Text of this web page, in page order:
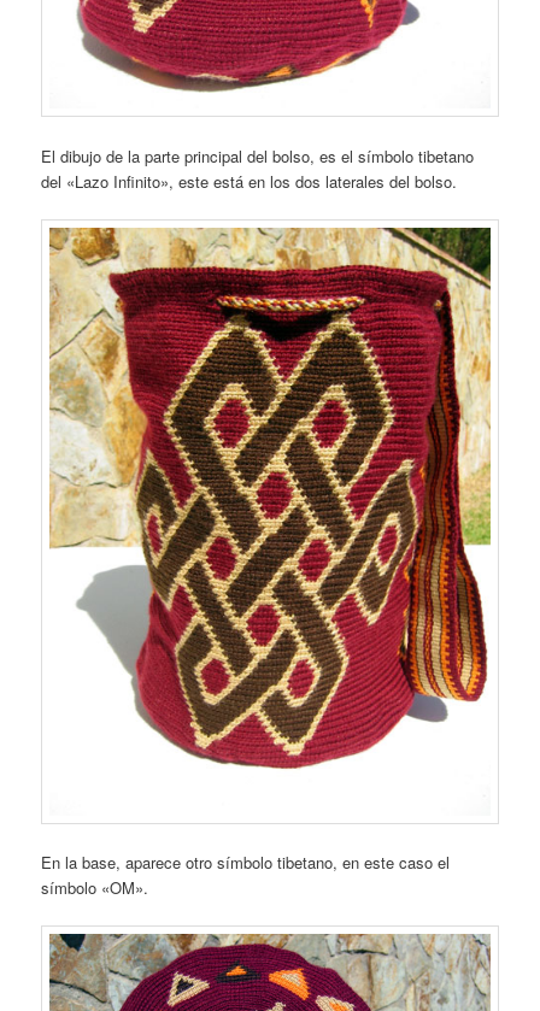
El dibujo de la parte principal del bolso, es el símbolo tibetano
del «Lazo Infinito», este está en los dos laterales del bolso.
En la base, aparece otro símbolo tibetano, en este caso el
símbolo «OM».